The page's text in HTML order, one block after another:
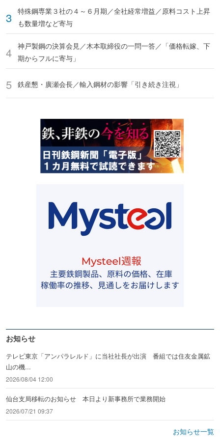
特殊鋼専業３社の４～６月期／全社経常増益／原料コスト上昇
も数量増など寄与
神戸製鋼の決算会見／木本取締役の一問一答／「価格転嫁、下
期からフルに寄与」
鉄産懇・廣瀬会長／輸入鋼材の影響「引き続き注視」
お知らせ
テレビ東京「アンパラレルド」に当社社長が出演 番組では住友金属鉱
山の機...
2026/08/04 12:00
仙台支局移転のお知らせ 本日より新事務所で業務開始
2026/07/21 09:37
お知らせ一覧